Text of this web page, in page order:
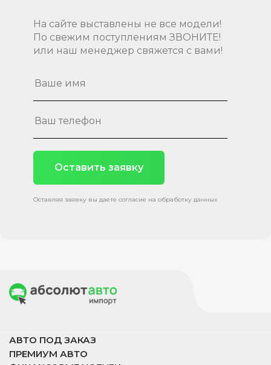
На сайте выставлены не все модели!
По свежим поступлениям ЗВОНИТЕ!
или наш менеджер свяжется с вами!
Оставить заявку
Оставляя заявку вы даете согласие на обработку данных
АВТО ПОД ЗАКАЗ
ПРЕМИУМ АВТО